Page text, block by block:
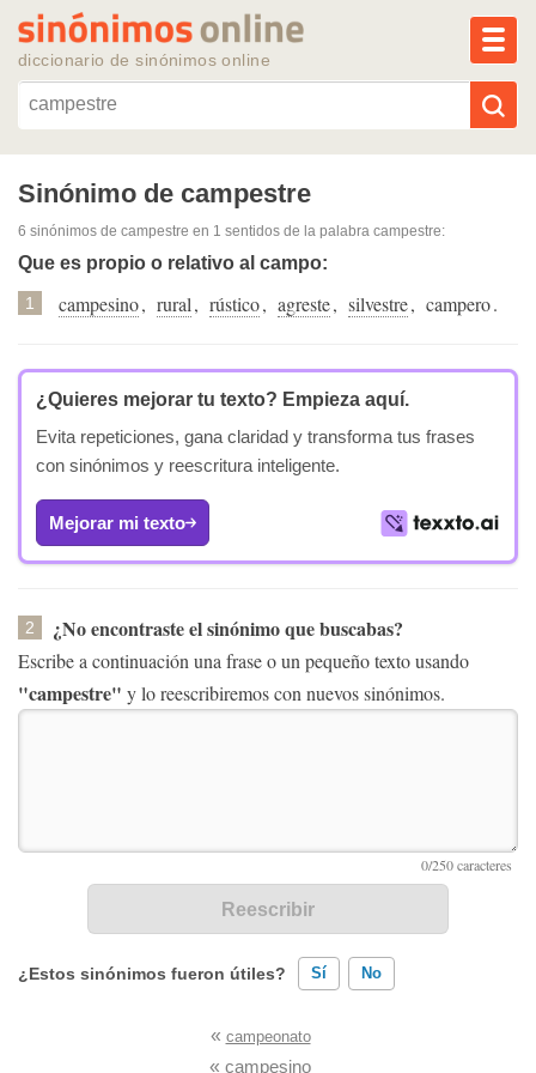
diccionario de sinónimos online
Reescribir texto con IA
Sinónimos populares
Temas populares
Temas recientes
Sinónimo de campestre
6 sinónimos de campestre en 1 sentidos de la palabra campestre:
Que es propio o relativo al campo:
1 campesino, rural, rústico, agreste, silvestre, campero.
¿Quieres mejorar tu texto? Empieza aquí.
Evita repeticiones, gana claridad y transforma tus frases
con sinónimos y reescritura inteligente.
Mejorar mi texto
2 ¿No encontraste el sinónimo que buscabas?
Escribe a continuación una frase o un pequeño texto usando
"campestre" y lo reescribiremos con nuevos sinónimos.
¿Estos sinónimos fueron útiles? Sí No
Existen sinónimos incorrectos
« campeonato
« campesino